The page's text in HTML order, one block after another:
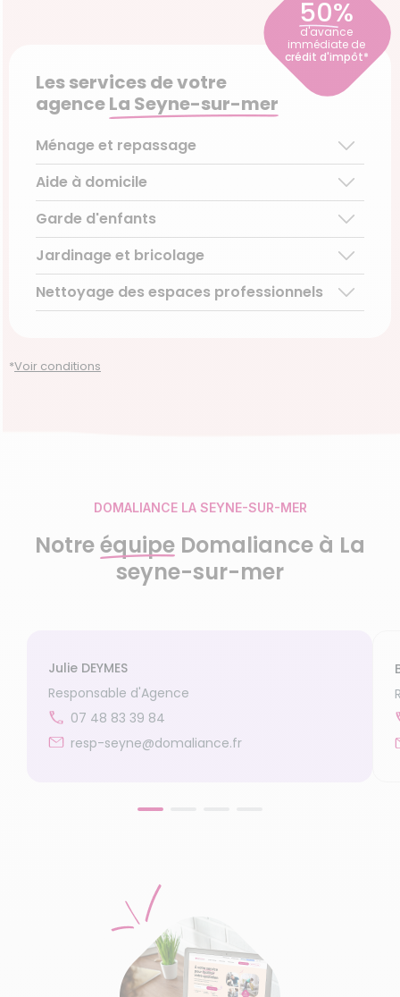
50%
d'avance
immédiate de
crédit d'impôt*
Les services de votre
agenceLa Seyne-sur-mer
Ménage et repassage
Ménage régulier
Ménage ponctuel
Repassage à domicile
Découvrir le service
Aide à domicile
Aide aux personnes âgées
Téléassistance pour personnes âgées
Accompagnement du handicap
Découvrir le service
Garde d'enfants
Garde d’enfants de plus de 3 ans
Découvrir le service
Jardinage et bricolage
Entretien régulier
Entretien ponctuel
Nettoyage des espaces professionnels
*Voir conditions
DOMALIANCE LA SEYNE-SUR-MER
Notreéquipe Domaliance à La
seyne-sur-mer
Julie DEYMES
Responsable d'Agence
07 48 83 39 84
resp-seyne@domaliance.fr